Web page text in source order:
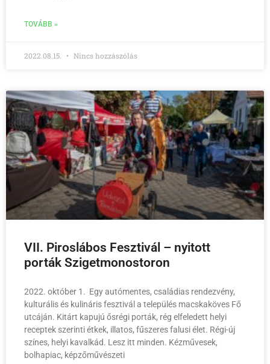
TOVÁBB »
2022.08.15. Nincs hozzászólás
VII. Piroslábos Fesztivál – nyitott
porták Szigetmonostoron
2022. október 1. Egy autómentes, családias rendezvény,
kulturális és kulináris fesztivál a település macskaköves Fő
utcáján. Kitárt kapujú ősrégi porták, rég elfeledett helyi
receptek szerinti étkek, illatos, fűszeres falusi élet. Régi-új
színes, helyi kavalkád. Lesz itt minden. Kézművesek,
bolhapiac, képzőművészeti